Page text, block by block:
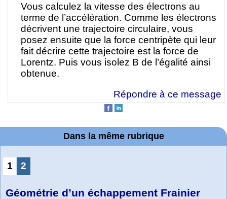
Vous calculez la vitesse des électrons au
terme de l’accélération. Comme les électrons
décrivent une trajectoire circulaire, vous
posez ensuite que la force centripète qui leur
fait décrire cette trajectoire est la force de
Lorentz. Puis vous isolez B de l’égalité ainsi
obtenue.
Répondre à ce message
Dans la même rubrique
1 2
Géométrie d’un échappement Frainier